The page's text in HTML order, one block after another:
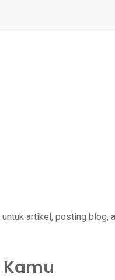
artikel, posting blog,
Kamu